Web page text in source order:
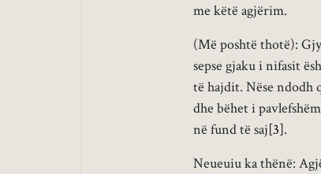
me këtë agjërim.
(Më poshtë thotë):
sepse gjaku i nifasit
të hajdit. Nëse ndodh
dhe bëhet i
në fund të saj[3].
Neueuiu ka thënë: